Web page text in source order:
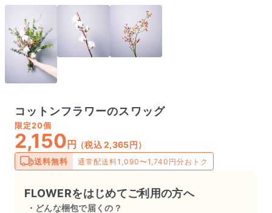
コットンフラワーのスワッグ
限定20個
2,150 円 （税込 2,365円）
送料無料 通常配送料1,090〜1,740円分おトク
FLOWERをはじめてご利用の方へ
どんな梱包で届くの？